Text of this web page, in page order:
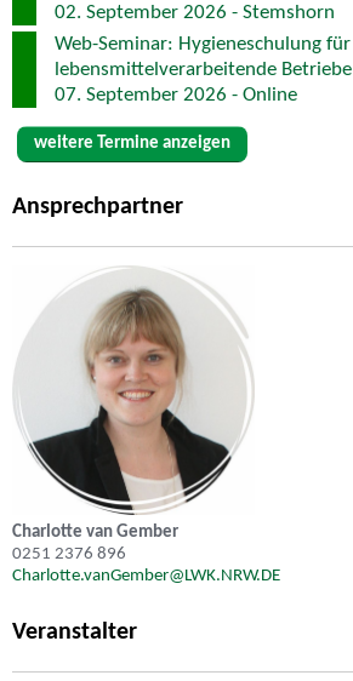
02. September 2026 - Stemshorn
Web-Seminar: Hygieneschulung für
lebensmittelverarbeitende Betriebe
07. September 2026 - Online
weitere Termine anzeigen
Ansprechpartner
Charlotte van Gember
0251 2376 896
Charlotte.vanGember@LWK.NRW.DE
Veranstalter